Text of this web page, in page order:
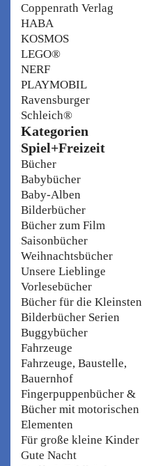
Coppenrath Verlag
HABA
KOSMOS
LEGO®
NERF
PLAYMOBIL
Ravensburger
Schleich®
Kategorien
Spiel+Freizeit
Bücher
Babybücher
Baby-Alben
Bilderbücher
Bücher zum Film
Saisonbücher
Weihnachtsbücher
Unsere Lieblinge
Vorlesebücher
Bücher für die Kleinsten
Bilderbücher Serien
Buggybücher
Fahrzeuge
Fahrzeuge, Baustelle,
Bauernhof
Fingerpuppenbücher &
Bücher mit motorischen
Elementen
Für große kleine Kinder
Gute Nacht